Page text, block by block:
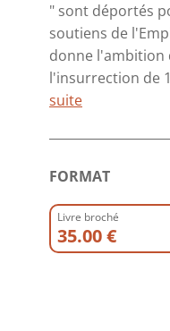
" sont déportés
soutiens de
donne l'ambition
l'insurrection de
suite
FORMAT
Livre broché
35.00 €